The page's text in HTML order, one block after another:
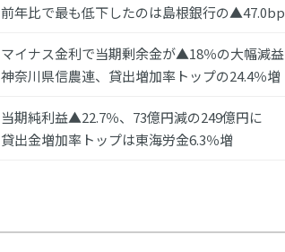
前年比で最も低下したのは島根銀行の▲47.0bp
マイナス金利で当期剰余金が▲18％の大幅減益
神奈川県信農連、貸出増加率トップの24.4％増
当期純利益▲22.7％、73億円減の249億円に
貸出金増加率トップは東海労金6.3％増